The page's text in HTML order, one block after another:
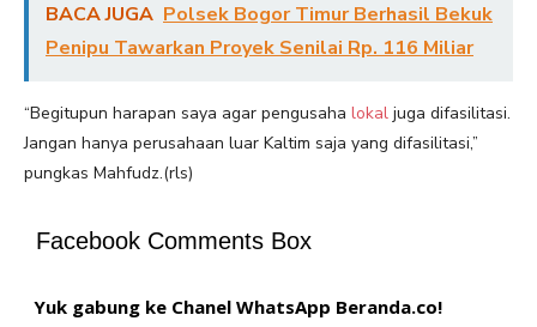
BACA JUGA Polsek Bogor Timur Berhasil Bekuk
Penipu Tawarkan Proyek Senilai Rp. 116 Miliar
“Begitupun harapan saya agar pengusaha lokal juga difasilitasi.
Jangan hanya perusahaan luar Kaltim saja yang difasilitasi,”
pungkas Mahfudz.(rls)
Facebook Comments Box
Yuk gabung ke Chanel WhatsApp Beranda.co!